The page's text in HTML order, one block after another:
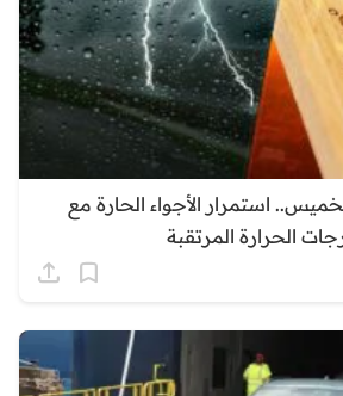
استمرار الأجواء الحارة مع
الحرارة المرتقبة